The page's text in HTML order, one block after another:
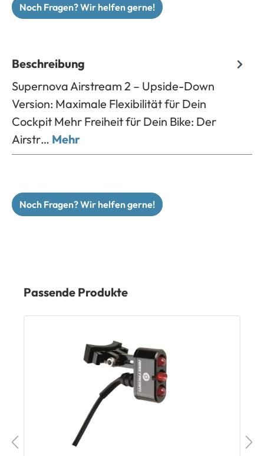
Noch Fragen? Wir helfen gerne!
Beschreibung
Supernova Airstream 2 – Upside-Down
Version: Maximale Flexibilität für Dein
Cockpit Mehr Freiheit für Dein Bike: Der
Airstr… Mehr
Noch Fragen? Wir helfen gerne!
Passende Produkte